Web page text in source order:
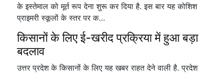
के इस्तेमाल को मूर्त रूप देना शुरू कर दिया है. इस बार यह कोशिश
प्राइमरी स्कूलों के स्तर पर क…
किसानों के लिए ई-खरीद प्रक्रिया में हुआ बड़ा
बदलाव
उत्तर प्रदेश के किसानों के लिए यह खबर राहत देने वाली है. प्रदेश